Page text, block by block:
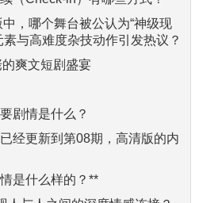
，哪个舞台被公认为“神级现
与高难度杂技动作引发热议？
爽文短剧盛宴
剧情是什么？
经更新到第08期，高清版的内
是什么样的？**